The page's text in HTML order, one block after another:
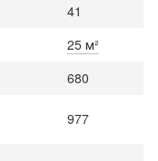
41
25 м²
680
977